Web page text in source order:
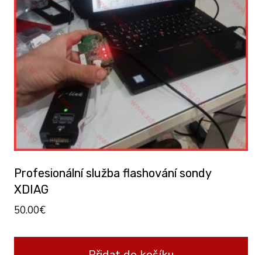
Profesionální služba flashování sondy
XDIAG
50.00€